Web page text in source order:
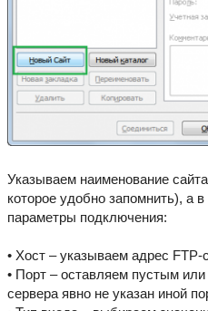
Указываем наименование
которое удобно запомнить), а
параметры подключения:
• Хост – указываем адрес FTP-
• Порт – оставляем пустым
сервера явно не указан иной